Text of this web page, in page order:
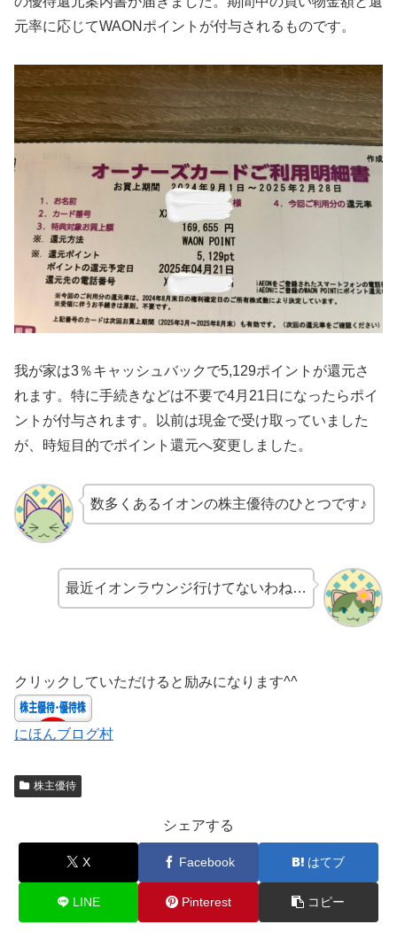
元率に応じてWAONポイントが付与されるものです。
我が家は3％キャッシュバックで5,129ポイントが還元さ
れます。特に手続きなどは不要で4月21日になったらポイ
ントが付与されます。以前は現金で受け取っていました
が、時短目的でポイント還元へ変更しました。
数多くあるイオンの株主優待のひとつです♪
最近イオンラウンジ行けてないわね…
クリックしていただけると励みになります^^
にほんブログ村
株主優待
シェアする
X Facebook はてブ
LINE Pinterest コピー